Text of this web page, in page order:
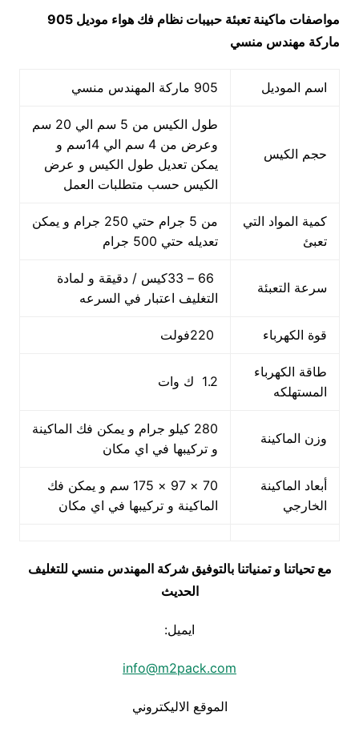
مواصفات ماكينة تعبئة حبيبات نظام فك هواء
موديل 905
ماركة مهندس منسي
اسم الموديل 905 ماركة المهندس منسي
حجم الكيس
طول الكيس من 5 سم الي 20 سم
وعرض من 4 سم الي 14سم و
يمكن تعديل طول الكيس و عرض
الكيس حسب متطلبات العمل
كمية المواد التي
تعبئ
من 5 جرام حتي 250 جرام و يمكن
تعديله حتي 500 جرام
سرعة التعبئة
66 – 33كيس / دقيقة و لمادة
التغليف اعتبار في السرعه
قوة الكهرباء
طاقة الكهرباء
المستهلكه
1.2 ك وات
وزن الماكينة
280 كيلو جرام و يمكن فك الماكينة
و تركيبها في اي مكان
أبعاد الماكينة
الخارجي
70 × 97 × 175 سم و يمكن فك
الماكينة و تركيبها في اي مكان
مع تحياتنا و تمنياتنا بالتوفيق شركة المهندس منسي للتغليف
الحديث
ايميل:
info@m2pack.com
الموقع الاليكتروني